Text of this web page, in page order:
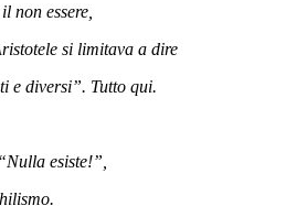
non essere,
si limitava a dire
e diversi”. Tutto qui.
esiste!”,